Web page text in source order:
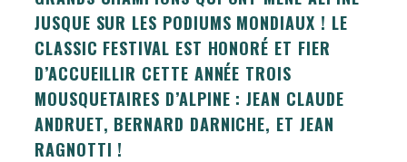
JUSQUE SUR LES PODIUMS MONDIAUX ! LE
CLASSIC FESTIVAL EST HONORÉ ET FIER
D’ACCUEILLIR CETTE ANNÉE TROIS
MOUSQUETAIRES D’ALPINE : JEAN CLAUDE
ANDRUET, BERNARD DARNICHE, ET JEAN
RAGNOTTI !